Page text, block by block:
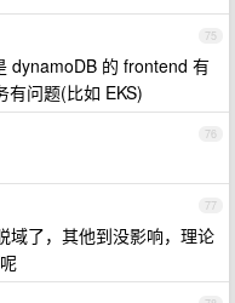
75
dynamoDB 的 frontend 有
有问题(比如 EKS)
76
77
域了，其他到没影响，理论